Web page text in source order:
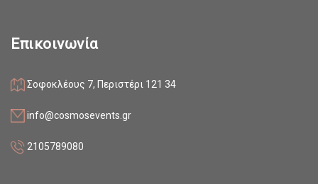
Επικοινωνία
Σοφοκλέους 7, Περιστέρι 121 34
info@cosmosevents.gr
2105789080